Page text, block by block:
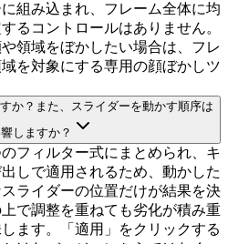
組み込まれ、フレーム全体に均
るコントロールはありません。
領域をぼかしたい場合は、フレ
を対象にする専用の顔ぼかしツ
か？また、スライダーを動かす順序は
しますか？
フィルター式にまとめられ、キ
しで適用されるため、動かした
ライダーの位置だけが結果を決
で調整を重ねても劣化が積み重
ます。「適用」をクリックする